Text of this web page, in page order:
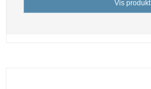
Vis produkt